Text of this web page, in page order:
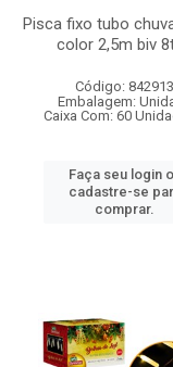
Pisca fixo tubo
color 2,5m biv
Código: 842913
Embalagem:
Caixa Com: 60
Faça seu login
cadastre-se
comprar.